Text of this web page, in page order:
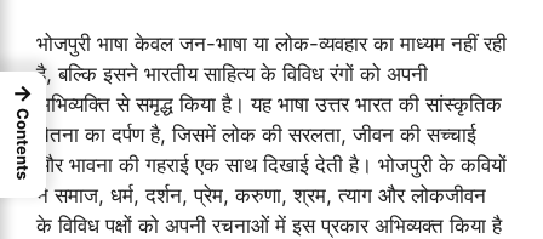
भोजपुरी भाषा केवल जन-भाषा या लोक-व्यवहार का माध्यम नहीं रही
है, बल्कि इसने भारतीय साहित्य के विविध रंगों को अपनी
अभिव्यक्ति से समृद्ध किया है। यह भाषा उत्तर भारत की सांस्कृतिक
चेतना का दर्पण है, जिसमें लोक की सरलता, जीवन की सच्चाई
और भावना की गहराई एक साथ दिखाई देती है। भोजपुरी के कवियों
ने समाज, धर्म, दर्शन, प्रेम, करुणा, श्रम, त्याग और लोकजीवन
के विविध पक्षों को अपनी रचनाओं में इस प्रकार अभिव्यक्त किया है
→
Contents